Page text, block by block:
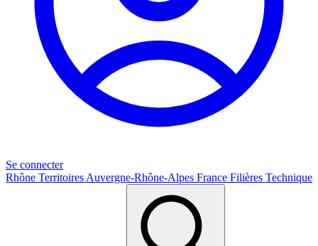
Se connecter
Rhône Territoires Auvergne-Rhône-Alpes France Filières Technique